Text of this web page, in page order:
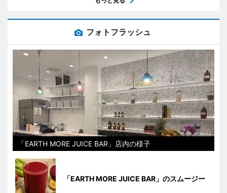
フォトフラッシュ
「EARTH MORE JUICE BAR」店内の様子
「EARTH MORE JUICE BAR」のスムージー